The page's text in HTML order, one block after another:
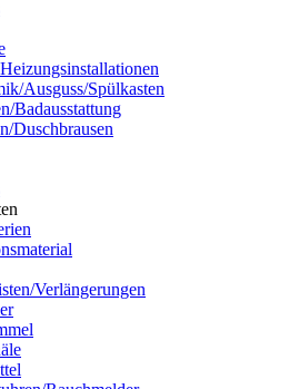
Ausguss/Spülkasten
Badausstattung
Duschbrausen
Verlängerungen